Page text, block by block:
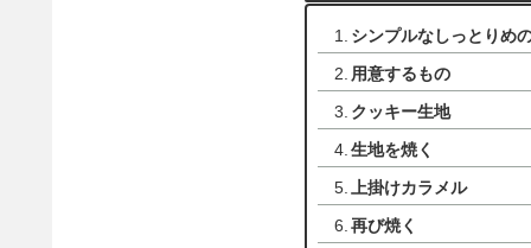
シンプルなしっとりめ
用意するもの
クッキー生地
生地を焼く
上掛けカラメル
再び焼く